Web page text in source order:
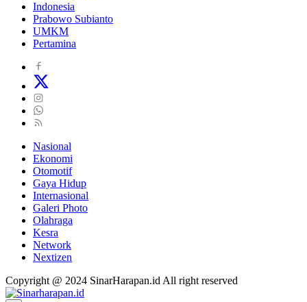
Indonesia
Prabowo Subianto
UMKM
Pertamina
Nasional
Ekonomi
Otomotif
Gaya Hidup
Internasional
Galeri Photo
Olahraga
Kesra
Network
Nextizen
Copyright @ 2024 SinarHarapan.id All right reserved